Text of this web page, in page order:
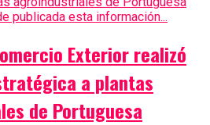
publicada esta información...
Exterior realizó
a plantas
de Portuguesa